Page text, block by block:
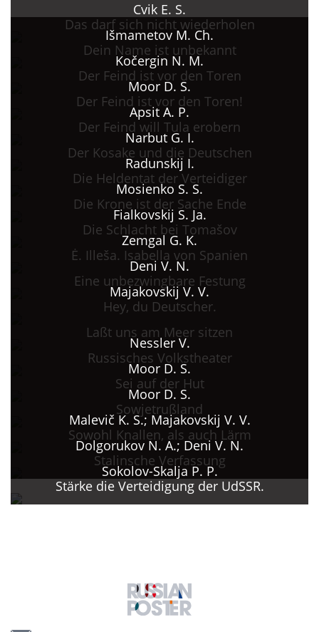
Cvik E. S.
Das darf sich nicht wiederholen
Išmametov M. Ch.
Dein Name ist unbekannt
Kočergin N. M.
Der Feind ist vor den Toren
Moor D. S.
Der Feind ist vor den Toren!
Apsit A. P.
Der Feind will Tula erobern
Narbut G. I.
Der Kosake und die Deutschen
Radunskij I.
Die Heldentat der Verteidiger
Mosienko S. S.
Die Krone ist der Sache Ende
Fialkovskij S. Ja.
Die Schlacht bei Tomašov
Zemgal G. K.
Ė. Illeša. Isabella von Spanien
Deni V. N.
Eine unbezwingbare Festung
Majakovskij V. V.
Hey, du Deutscher.
Laßt uns am Meer sitzen
Nessler V.
Russisches Volkstheater
Moor D. S.
Sei auf der Hut
Moor D. S.
Sowjetrußland
Malevič K. S.; Majakovskij V. V.
Sowohl Knallen, als auch Lärm
Dolgorukov N. A.; Deni V. N.
Stalinsche Verfassung
Sokolov-Skalja P. P.
Stärke die Verteidigung der UdSSR.